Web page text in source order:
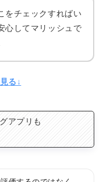
をチェックすればい
心してマリッシュで
る↓
アプリも